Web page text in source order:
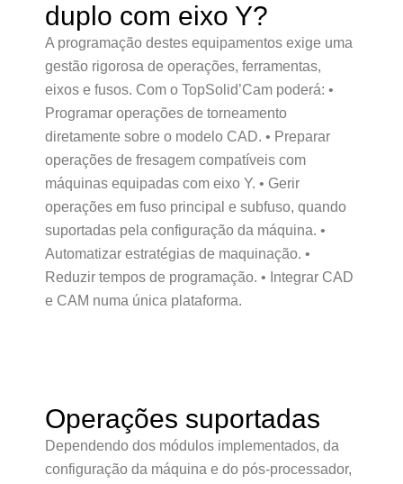
duplo com eixo Y?
A programação destes equipamentos exige uma
gestão rigorosa de operações, ferramentas,
eixos e fusos. Com o TopSolid’Cam poderá: •
Programar operações de torneamento
diretamente sobre o modelo CAD. • Preparar
operações de fresagem compatíveis com
máquinas equipadas com eixo Y. • Gerir
operações em fuso principal e subfuso, quando
suportadas pela configuração da máquina. •
Automatizar estratégias de maquinação. •
Reduzir tempos de programação. • Integrar CAD
e CAM numa única plataforma.
Operações suportadas
Dependendo dos módulos implementados, da
configuração da máquina e do pós-processador,